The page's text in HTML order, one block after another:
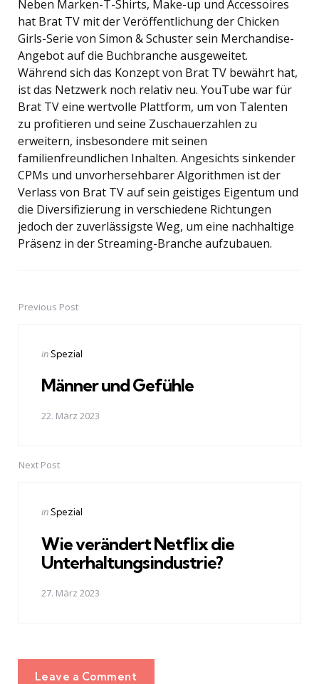
Neben Marken-T-Shirts, Make-up und Accessoires
hat Brat TV mit der Veröffentlichung der Chicken
Girls-Serie von Simon & Schuster sein Merchandise-
Angebot auf die Buchbranche ausgeweitet.
Während sich das Konzept von Brat TV bewährt hat,
ist das Netzwerk noch relativ neu. YouTube war für
Brat TV eine wertvolle Plattform, um von Talenten
zu profitieren und seine Zuschauerzahlen zu
erweitern, insbesondere mit seinen
familienfreundlichen Inhalten. Angesichts sinkender
CPMs und unvorhersehbarer Algorithmen ist der
Verlass von Brat TV auf sein geistiges Eigentum und
die Diversifizierung in verschiedene Richtungen
jedoch der zuverlässigste Weg, um eine nachhaltige
Präsenz in der Streaming-Branche aufzubauen.
PostPrevious Post
Posted
inSpezial
Männer und Gefühle
22. März 2023
Next Post
Posted
inSpezial
Wie verändert Netflix die
Unterhaltungsindustrie?
27. März 2023
Leave a Comment